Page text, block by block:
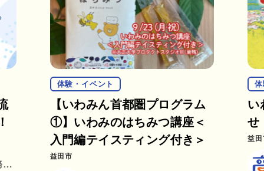
益田地区広域市町村圏事務組合
体験・イベント
【いわみん首都圏プログラム
①】いわみのはちみつ講座＜
入門編テイスティング付き＞
益田市
い
せ
益田